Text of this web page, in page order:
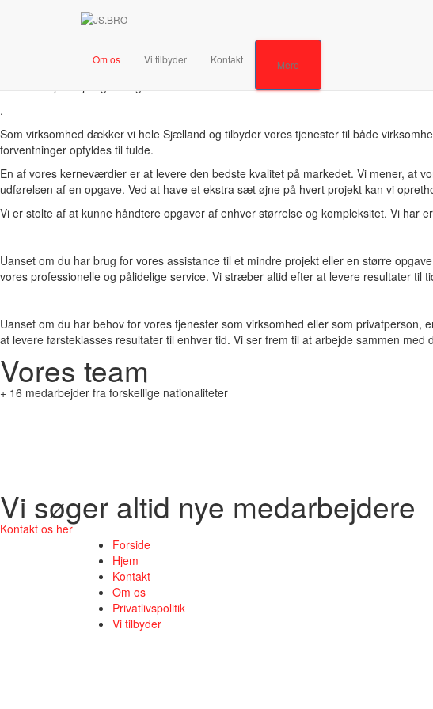
Om os Vi tilbyder Kontakt Mere
Om os
Hvem er vi ?
Jeg er en virksomhed med en mangfoldig medarbejderstab på over 16 personer
.
Som virksomhed dækker vi hele Sjælland og tilbyder vores tjenester til både
forventninger opfyldes til fulde.
En af vores kerneværdier er at levere den bedste kvalitet på markedet. Vi mener, at
udførelsen af en opgave. Ved at have et ekstra sæt øjne på hvert projekt kan vi
Vi er stolte af at kunne håndtere opgaver af enhver størrelse og kompleksitet. Vi
Uanset om du har brug for vores assistance til et mindre projekt eller en større
vores professionelle og pålidelige service. Vi stræber altid efter at levere resultater til
Uanset om du har behov for vores tjenester som virksomhed eller som
at levere førsteklasses resultater til enhver tid. Vi ser frem til at arbejde sammen
Vores team
+ 16 medarbejder fra forskellige nationaliteter
Vi søger altid nye medarbejdere
Kontakt os her
Forside
Hjem
Kontakt
Om os
Privatlivspolitik
Vi tilbyder